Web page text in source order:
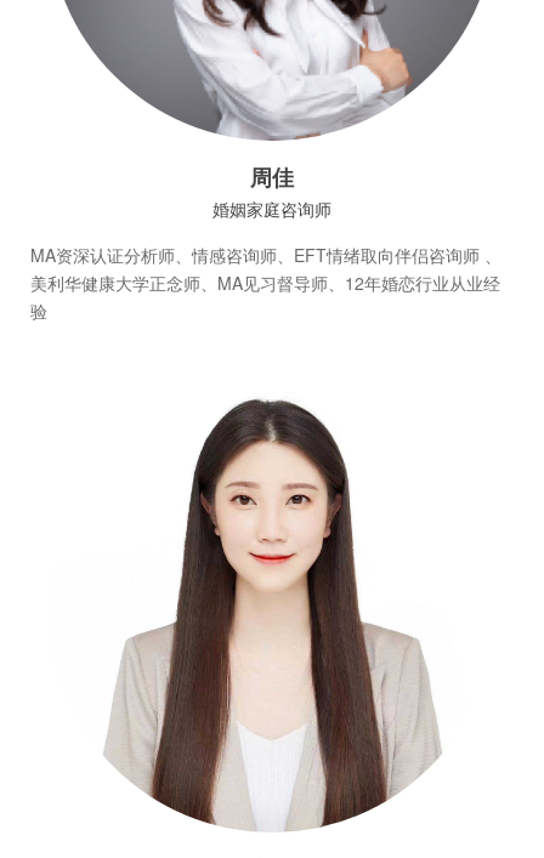
周佳
婚姻家庭咨询师
MA资深认证分析师、情感咨询师、EFT情绪取向伴侣咨询师 、
美利华健康大学正念师、MA见习督导师、12年婚恋行业从业经
验